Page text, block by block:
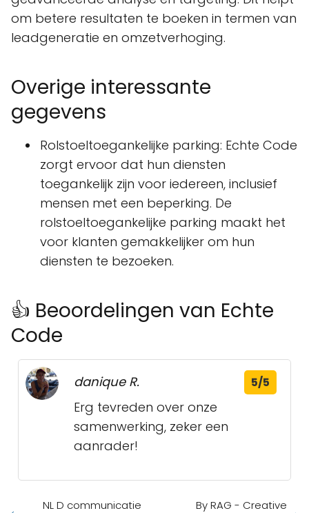
om betere resultaten te boeken in termen van
leadgeneratie en omzetverhoging.
Overige interessante
gegevens
Rolstoeltoegankelijke parking: Echte Code
zorgt ervoor dat hun diensten
toegankelijk zijn voor iedereen, inclusief
mensen met een beperking. De
rolstoeltoegankelijke parking maakt het
voor klanten gemakkelijker om hun
diensten te bezoeken.
👍 Beoordelingen van Echte
Code
danique R. 5/5
Erg tevreden over onze
samenwerking, zeker een
aanrader!
NL D communicatie
By RAG - Creative